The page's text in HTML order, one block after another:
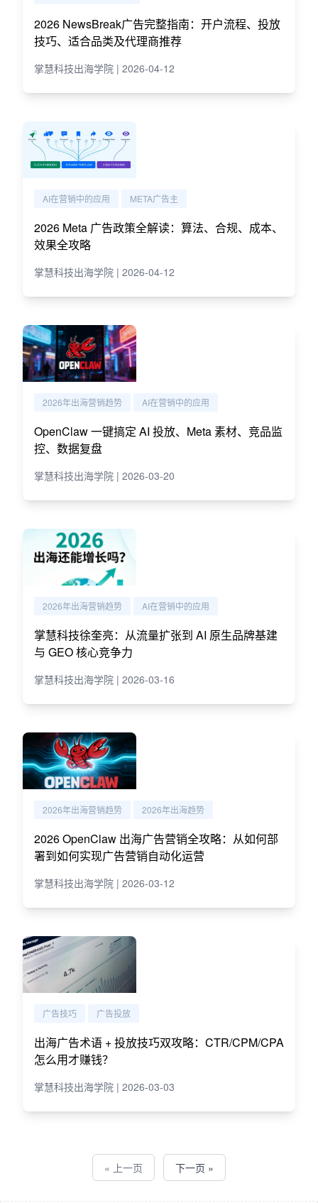
2026 NewsBreak广告完整指南：开户流程、投放
技巧、适合品类及代理商推荐
掌慧科技出海学院 | 2026-04-12
AI在营销中的应用 META广告主
2026 Meta 广告政策全解读：算法、合规、成本、
效果全攻略
掌慧科技出海学院 | 2026-04-12
2026年出海营销趋势 AI在营销中的应用
OpenClaw 一键搞定 AI 投放、Meta 素材、竞品监
控、数据复盘
掌慧科技出海学院 | 2026-03-20
2026年出海营销趋势 AI在营销中的应用
掌慧科技徐奎亮：从流量扩张到 AI 原生品牌基建
与 GEO 核心竞争力
掌慧科技出海学院 | 2026-03-16
2026年出海营销趋势 2026年出海趋势
2026 OpenClaw 出海广告营销全攻略：从如何部
署到如何实现广告营销自动化运营
掌慧科技出海学院 | 2026-03-12
广告技巧 广告投放
出海广告术语 + 投放技巧双攻略：CTR/CPM/CPA
怎么用才赚钱？
掌慧科技出海学院 | 2026-03-03
« 上一页 下一页 »